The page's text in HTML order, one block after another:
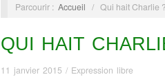
Parcourir : Accueil / Qui hait Charlie ?
QUI HAIT
11 janvier 2015 / Expression libre